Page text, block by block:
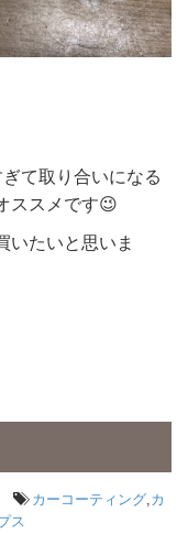
て取り合いになる
ススメです😉
いたいと思いま
カーコーティング,カ
ス